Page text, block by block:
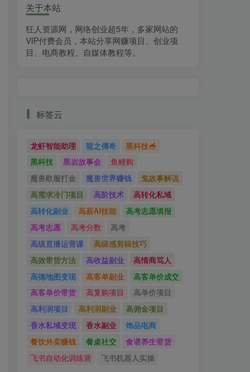
关于本站
狂人资源网，网络创业超5年，多家网站的
VIP付费会员，本站分享网赚项目、创业项
目、电商教程、自媒体教程等。
标签云
龙虾智能助理 龍之傳奇
黑科技🥣
黑科技
黑岩故事会
鱼鲤购
魔兽欧服打金
魔兽世界赚钱
鬼故事解说
高需求冷门项目
高阶技术
高转化私域
高转化副业
高薪AI技能
高考志愿填报
高考志愿
高考分数
高考
高级直播运营课
高级感剪辑技巧
高效带货方法
高收益副业
高情商骂人
高德地图变现
高客单副业
高客单价成交
高客单价带货
高复购项目
高单价项目
高利润项目
高利润副业
高佣金项目
香水私域变现
香水副业
饰品电商
餐饮外卖赚钱
餐桌社交
食谱养生带货
飞书自动化训练营
飞书机器人实操